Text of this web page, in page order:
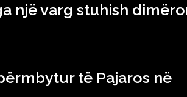
një varg stuhish
të Pajaros në